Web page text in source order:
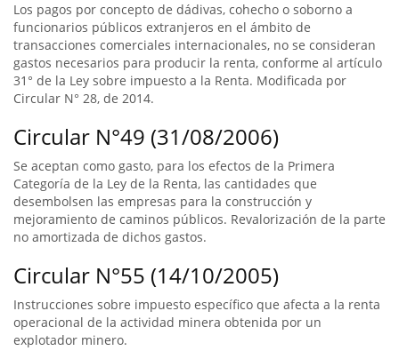
Los pagos por concepto de dádivas, cohecho o soborno a
funcionarios públicos extranjeros en el ámbito de
transacciones comerciales internacionales, no se consideran
gastos necesarios para producir la renta, conforme al artículo
31° de la Ley sobre impuesto a la Renta. Modificada por
Circular N° 28, de 2014.
Circular N°49 (31/08/2006)
Se aceptan como gasto, para los efectos de la Primera
Categoría de la Ley de la Renta, las cantidades que
desembolsen las empresas para la construcción y
mejoramiento de caminos públicos. Revalorización de la parte
no amortizada de dichos gastos.
Circular N°55 (14/10/2005)
Instrucciones sobre impuesto específico que afecta a la renta
operacional de la actividad minera obtenida por un
explotador minero.